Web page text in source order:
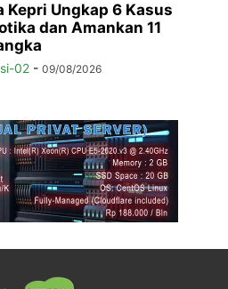
Kepri Ungkap 6 Kasus
dan Amankan 11
02 - 09/08/2026